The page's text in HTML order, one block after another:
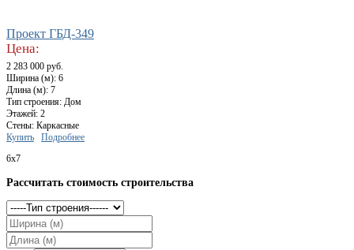
Проект ГБД-349
Цена:
2 283 000 руб.
Ширина (м): 6
Длина (м): 7
Тип строения: Дом
Этажей: 2
Стены: Каркасные
Купить
Подробнее
6x7
Рассчитать стоимость строительства